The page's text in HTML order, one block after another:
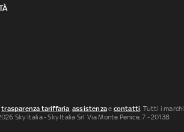
trasparenza tariffaria,assistenzae contatti. Tutti i marchi
Sky Italia - Sky Italia Srl Via Monte Penice, 7 - 20138